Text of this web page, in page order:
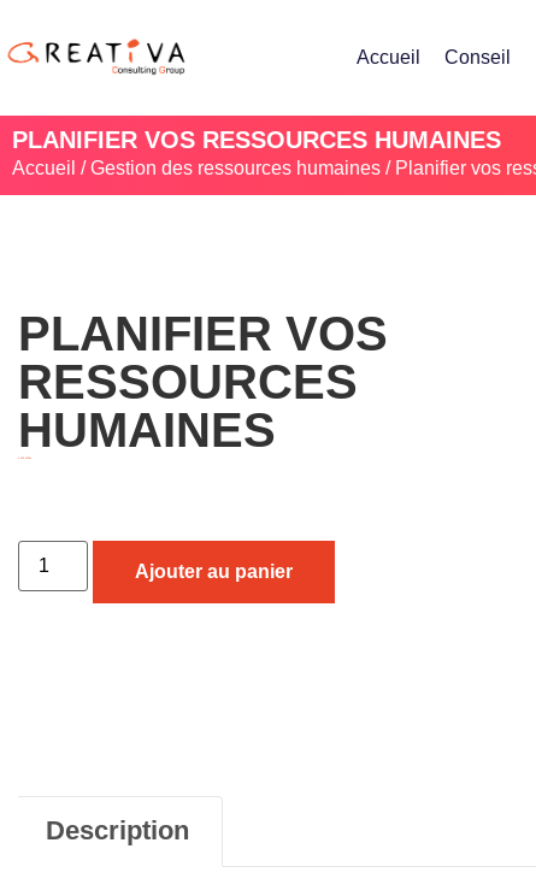
Accueil Conseil
PLANIFIER VOS RESSOURCES HUMAINES
Accueil /Gestion des ressources humaines / Planifier vos
PLANIFIER VOS
RESSOURCES
HUMAINES
Ajouter au panier
Description